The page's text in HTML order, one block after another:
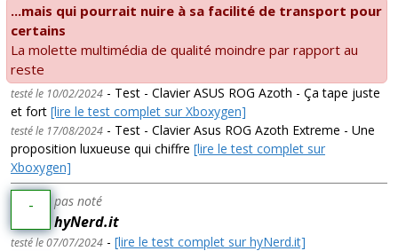
...mais qui pourrait nuire à sa facilité de transport pour
certains
La molette multimédia de qualité moindre par rapport au
reste
testé le 10/02/2024 - Test - Clavier ASUS ROG Azoth - Ça tape juste
et fort [lire le test complet sur Xboxygen]
testé le 17/08/2024 - Test - Clavier Asus ROG Azoth Extreme - Une
proposition luxueuse qui chiffre [lire le test complet sur
Xboxygen]
- pas noté
hyNerd.it
testé le 07/07/2024 - [lire le test complet sur hyNerd.it]